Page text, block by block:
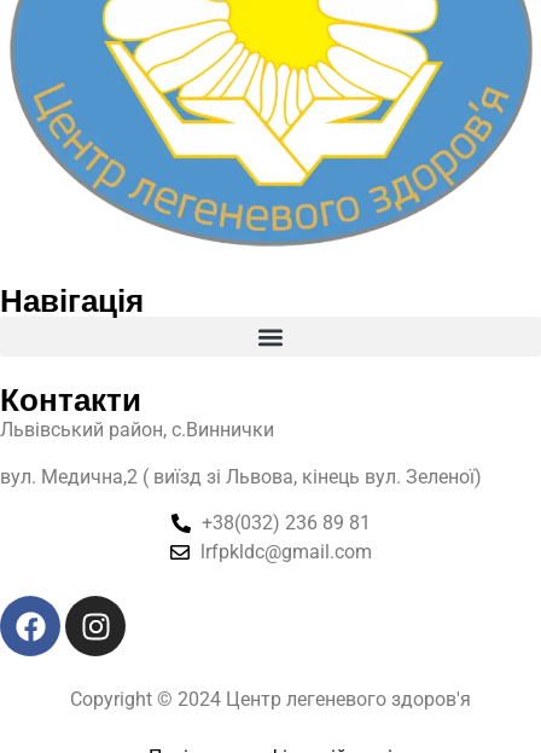
Навігація
Контакти
Львівський район, с.Виннички
вул. Медична,2 ( виїзд зі Львова, кінець вул. Зеленої)
+38(032) 236 89 81
lrfpkldc@gmail.com
Copyright © 2024 Центр легеневого здоров'я